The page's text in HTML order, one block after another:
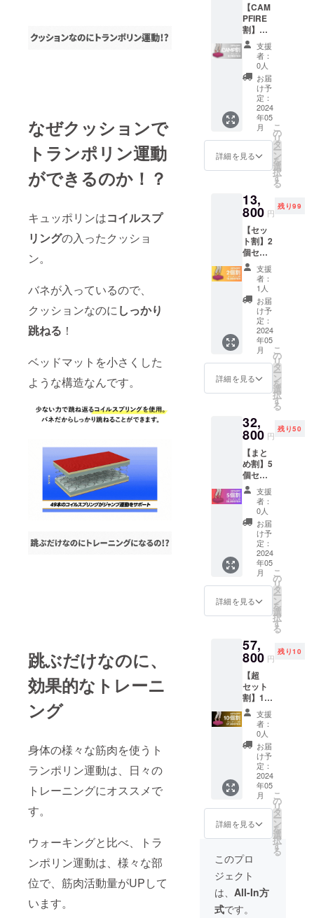
なぜクッションで
トランポリン運動
ができるのか！？
キュッポリンはコイルスプ
リングの入ったクッショ
ン。
バネが入っているので、
クッションなのにしっかり
跳ねる ！
ベッドマットを小さくした
ような構造なんです。
跳ぶだけなのに、
効果的なトレーニ
ング
身体の様々な筋肉を使うト
ランポリン運動は、日々の
トレーニングにオススメで
す。
ウォーキングと比べ、トラ
ンポリン運動は、様々な部
位で、筋肉活動量がUPして
います。
【CAM
PFIRE
割】
39％OF
F 通常
販売価
格 税
14,800
ターン
価格は
消費
税・送
料込み
の価格
支援
者：
0人
お届
け予
定：
2024
年05
月
詳細を見る
こ
の
リ
タ
ー
ン
を
選
択
す
る
13,
800 円
残り99
【セッ
ト割】2
個セッ
ト
53％OF
キュッ
ポリン×
２ 通常
販売価
格 税
29,600
円 ※ リ
ターン
価格は
税・送
料込み
の価格
です
支援
者：
1人
お届
け予
定：
2024
年05
月
詳細を見る
こ
の
リ
タ
ー
ン
を
選
択
す
る
32,
800 円
残り50
【まと
め割】5
個セッ
ト
55％OF
キュッ
ポリン×
５ 通常
販売価
格 税
74,000
円 ※ リ
ターン
価格は
税・送
料込み
の価格
です
支援
者：
0人
お届
け予
定：
2024
年05
月
詳細を見る
こ
の
リ
タ
ー
ン
を
選
択
す
る
57,
800 円
残り10
【超
セット
割】10
個セッ
ト
60％OF
F
キュッ
ポリン×
１０ 通
常販売
価格
税込
148,000
円 ※ リ
ターン
価格は
消費
税・送
料込み
の価格
です
支援
者：
0人
お届
け予
定：
2024
年05
月
詳細を見る
こ
の
リ
タ
ー
ン
を
選
択
す
る
このプロ
ジェクト
は、 All-In方
式です。